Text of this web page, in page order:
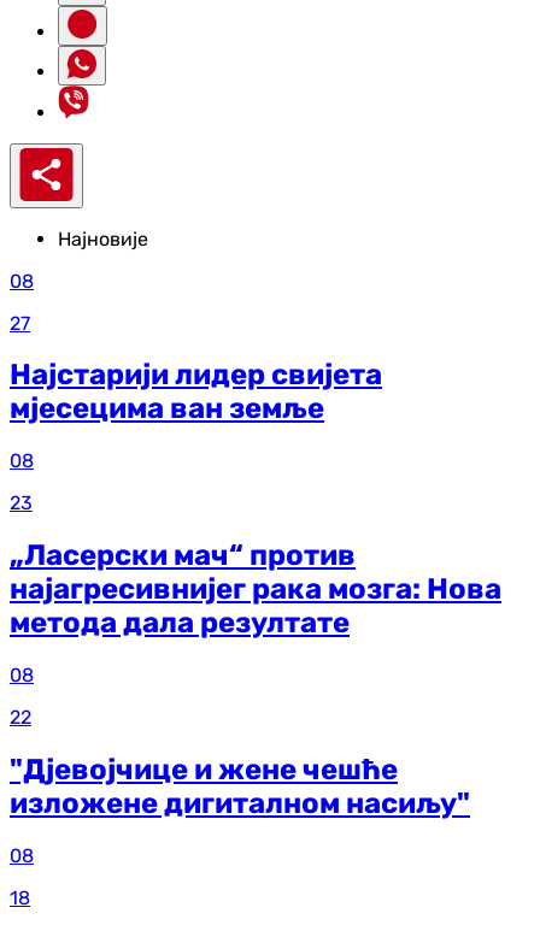
Најновије
08
27
Најстарији лидер свијета
мјесецима ван земље
08
23
„Ласерски мач“ против
најагресивнијег рака мозга: Нова
метода дала резултате
08
22
"Дјевојчице и жене чешће
изложене дигиталном насиљу"
08
18